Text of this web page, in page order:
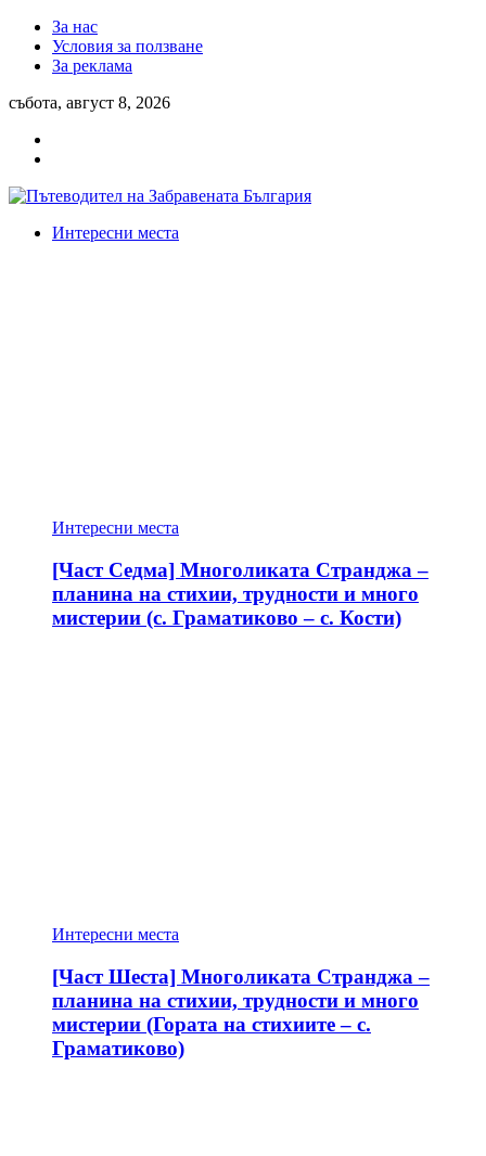
За нас
Условия за ползване
За реклама
събота, август 8, 2026
Интересни места
Интересни места
[Част Седма] Многоликата Странджа –
планина на стихии, трудности и много
мистерии (с. Граматиково – с. Кости)
Интересни места
[Част Шеста] Многоликата Странджа –
планина на стихии, трудности и много
мистерии (Гората на стихиите – с.
Граматиково)